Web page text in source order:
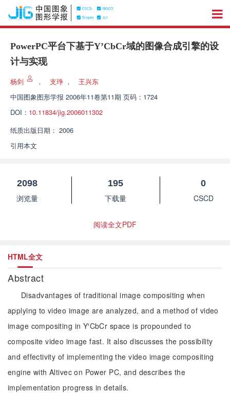
PowerPC平台下基于Y’CbCr域的图像合成引擎的设
计与实现
杨剑 ， 支琤 ，
王兴东
中国图象图形学报 2006年11卷第11期 页码：1724
DOI： 10.11834/jig.2006011302
纸质出版日期： 2006
引用本文
2098
浏览量
195
下载量
0
CSCD
阅读全文PDF
HTML全文
Abstract
Disadvantages of traditional image compositing when
applying to video image are analyzed, and a method of video
image compositing in Y′CbCr space is propounded to
composite video image fast. It also discusses the possibility
and effectivity of implementing the video image compositing
engine with Altivec on Power PC, and describes the
implementation progress in details.